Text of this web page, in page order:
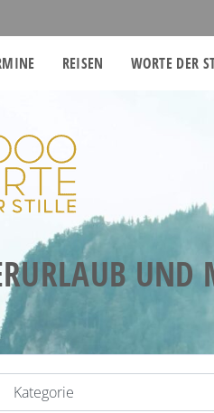
REISEN WORTE DER
UND